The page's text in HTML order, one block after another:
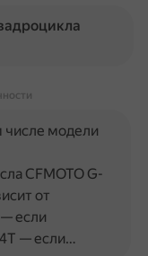
числе модели
CFMOTO G-
от
если
— если…